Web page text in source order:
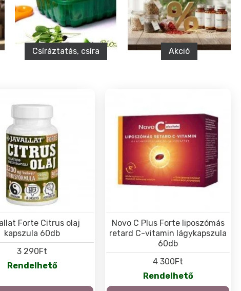
Akció Élelmiszer
Forte Citrus olaj
kapszula 60db
3 290Ft
Rendelhető
Novo C Plus Forte liposzómás
retard C-vitamin lágykapszula
60db
4 300Ft
Rendelhető